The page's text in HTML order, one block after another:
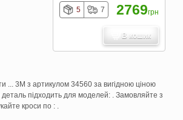
... 3M з артикулом 34560 за вигідною ціною
деталь підходить для моделей: . Замовляйте з
кроси по : .
5 7 2769грн
В кошик